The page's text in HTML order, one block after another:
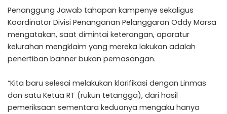
Penanggung Jawab tahapan kampenye sekaligus
Koordinator Divisi Penanganan Pelanggaran Oddy Marsa
mengatakan, saat dimintai keterangan, aparatur
kelurahan mengklaim yang mereka lakukan adalah
penertiban banner bukan pemasangan.
“Kita baru selesai melakukan klarifikasi dengan Linmas
dan satu Ketua RT (rukun tetangga), dari hasil
pemeriksaan sementara keduanya mengaku hanya